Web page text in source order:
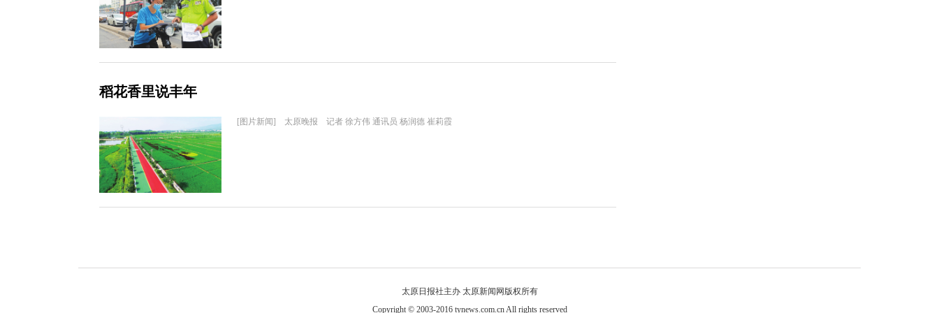
稻花香里说丰年
[图片新闻] 太原晚报 记者 徐方伟 通讯员 杨润德 崔莉霞
太原日报社主办 太原新闻网版权所有
Copyright © 2003-2016 tynews.com.cn All rights reserved